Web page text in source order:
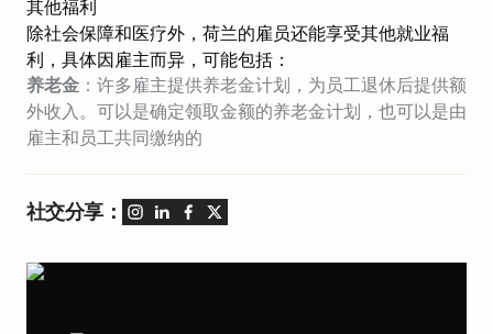
其他福利
除社会保障和医疗外，荷兰的雇员还能享受其他就业福
利，具体因雇主而异，可能包括：
养老金 ：许多雇主提供养老金计划，为员工退休后提供额
外收入。可以是确定领取金额的养老金计划，也可以是由
雇主和员工共同缴纳的
社交分享：